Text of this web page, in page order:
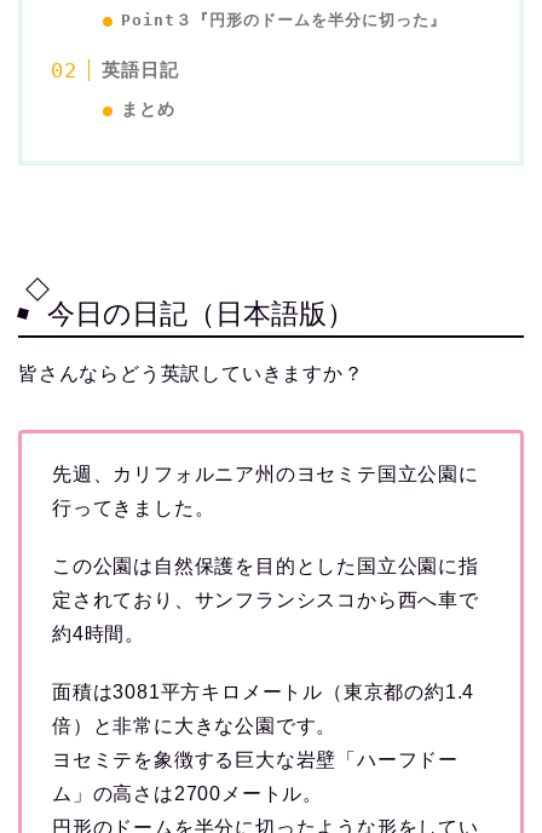
Point３『円形のドームを半分に切った』
英語日記
まとめ
今日の日記（日本語版）
皆さんならどう英訳していきますか？
先週、カリフォルニア州のヨセミテ国立公園に
行ってきました。
この公園は自然保護を目的とした国立公園に指
定されており、サンフランシスコから西へ車で
約4時間。
面積は3081平方キロメートル（東京都の約1.4
倍）と非常に大きな公園です。
ヨセミテを象徴する巨大な岩壁「ハーフドー
ム」の高さは2700メートル。
円形のドームを半分に切ったような形をしてい